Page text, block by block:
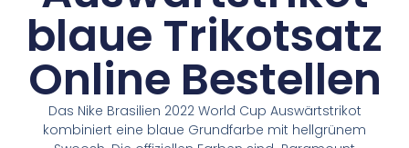
blaue Trikotsatz
Online Bestellen
Das Nike Brasilien 2022 World Cup Auswärtstrikot
kombiniert eine blaue Grundfarbe mit hellgrünem